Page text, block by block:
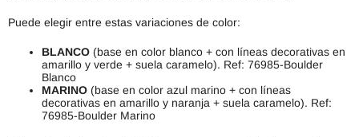
Puede elegir entre estas variaciones de color:
BLANCO (base en color blanco + con líneas decorativas en
amarillo y verde + suela caramelo). Ref: 76985-Boulder
Blanco
MARINO (base en color azul marino + con líneas
decorativas en amarillo y naranja + suela caramelo). Ref:
76985-Boulder Marino